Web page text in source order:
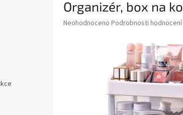
Organizér, box na
Průměrné
Neohodnoceno Podrobnosti hodnocení